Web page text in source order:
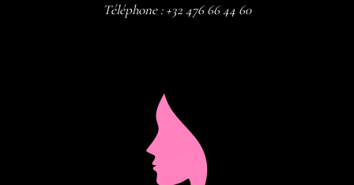
Téléphone :+32 476 66 44 60